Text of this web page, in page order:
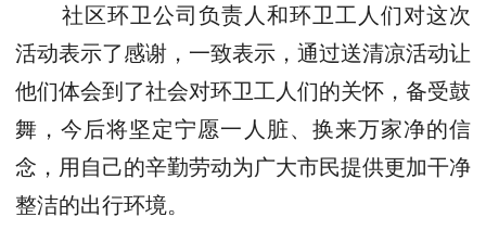
社区环卫公司负责人和环卫工人们对这次
活动表示了感谢，一致表示，通过送清凉活动让
他们体会到了社会对环卫工人们的关怀，备受鼓
舞，今后将坚定宁愿一人脏、换来万家净的信
念，用自己的辛勤劳动为广大市民提供更加干净
整洁的出行环境。